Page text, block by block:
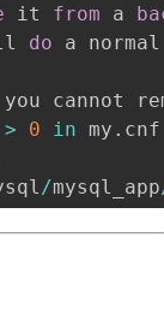
it from a
do
> 0 in my .
/mysql_app/